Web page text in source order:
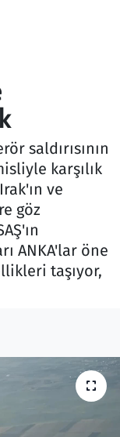
saldırısının
karşılık
ve
göz
ANKA'lar öne
taşıyor,